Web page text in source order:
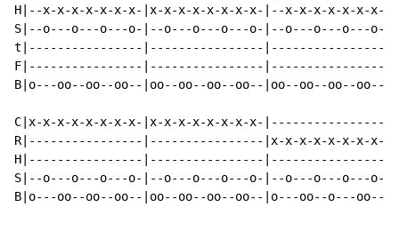
H|--x-x-x-x-x-x-x-|x-x-x-x-x-x-x-x-|--x-x-x-x-x-x-
S|--o---o---o---o-|--o---o---o---o-|--o---o---o---
t|----------------|----------------|----------------
F|----------------|----------------|----------------
B|o---oo--oo--oo--|oo--oo--oo--oo--|oo--oo--oo--oo--
C|x-x-x-x-x-x-x-x-|x-x-x-x-x-x-x-x-
R|----------------|----------------|x-x-x-x-x-x-x-
H|----------------|----------------|----------------
S|--o---o---o---o-|--o---o---o---o-|--o---o---o---o-|--
B|o---oo--oo--oo--|oo--oo--oo--oo--|o---oo--o---oo--